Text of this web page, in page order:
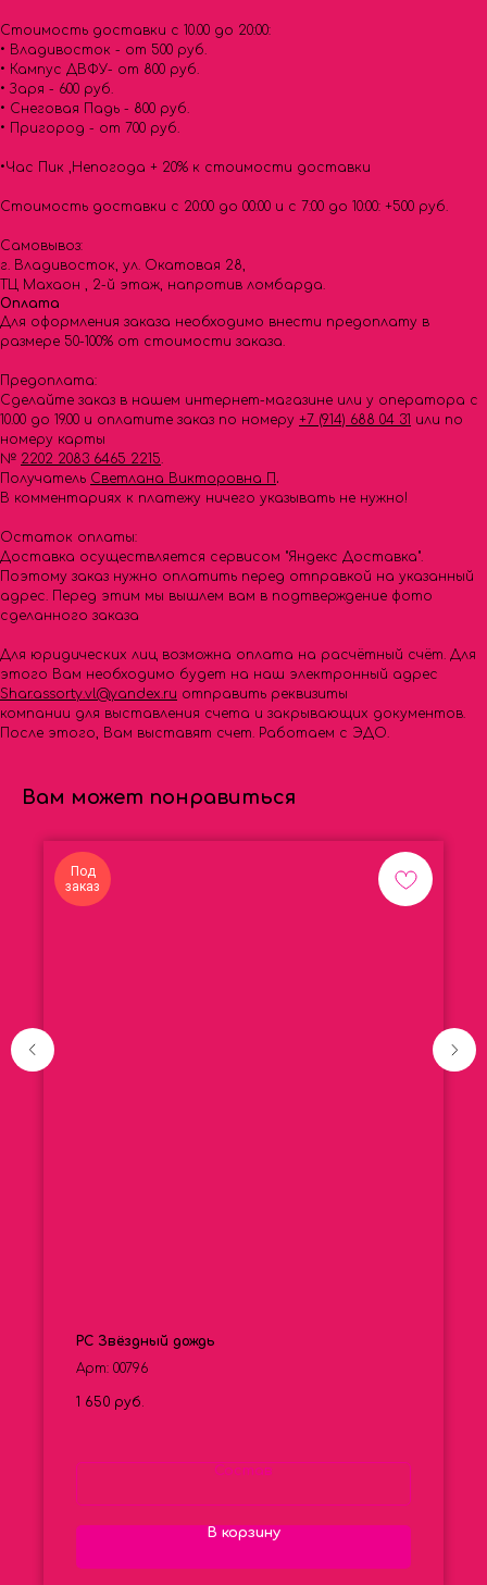
Стоимость доставки с 10.00 до 20:00:
• Владивосток - от 500 руб.
• Кампус ДВФУ- от 800 руб.
• Заря - 600 руб.
• Снеговая Падь - 800 руб.
• Пригород - от 700 руб.
•Час Пик ,Непогода + 20% к стоимости доставки
Стоимость доставки с 20:00 до 00:00 и с 7:00 до 10:00: +500 руб.
Самовывоз:
г. Владивосток, ул. Окатовая 28,
ТЦ Махаон , 2-й этаж, напротив ломбарда.
Оплата
Для оформления заказа необходимо внести предоплату в
размере 50-100% от стоимости заказа.
Предоплата:
Сделайте заказ в нашем интернет-магазине или у оператора с
10.00 до 19.00 и оплатите заказ по номеру +7 (914) 688 04 31 или по
номеру карты
№ 2202 2083 6465 2215.
Получатель Светлана Викторовна П .
В комментариях к платежу ничего указывать не нужно!
Остаток оплаты:
Доставка осуществляется сервисом "Яндекс Доставка".
Поэтому заказ нужно оплатить перед отправкой на указанный
адрес. Перед этим мы вышлем вам в подтверждение фото
сделанного заказа
Для юридических лиц возможна оплата на расчётный счёт. Для
этого Вам необходимо будет на наш электронный адрес
Shar.assorty.vl@yandex.ru отправить реквизиты
компании для выставления счета и закрывающих документов.
После этого, Вам выставят счет. Работаем с ЭДО.
Вам может понравиться
Под
заказ
РС Звёздный дождь
Арт: 00796
1 650 руб.
Состав
В корзину